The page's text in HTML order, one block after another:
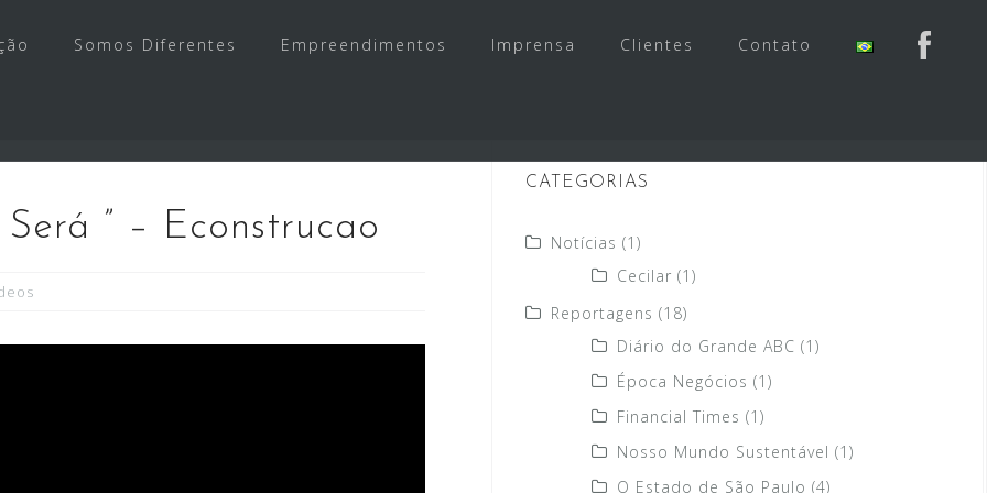
Somos Diferentes Empreendimentos Imprensa Clientes Contato
” – Econstrucao
CATEGORIAS
Notícias (1)
Cecilar (1)
Reportagens (18)
Diário do Grande ABC (1)
Época Negócios (1)
Financial Times (1)
Nosso Mundo Sustentável (1)
O Estado de São Paulo (4)